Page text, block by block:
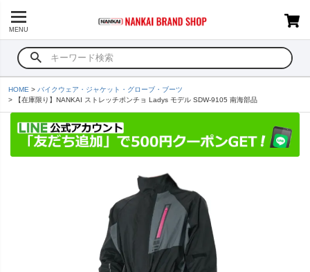
MENU
HOME
バイクウェア・ジャケット・グローブ・ブーツ
【在庫限り】NANKAI ストレッチポンチョ Ladys モデル SDW-9105 南海部品